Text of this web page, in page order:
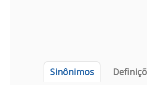
Sinônimos